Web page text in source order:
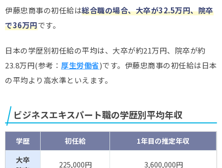
伊藤忠商事の初任給は総合職の場合、大卒が32.5万円、院卒
で36万円です。
日本の学歴別初任給の平均は、大卒が約21万円、院卒が約
23.8万円(参考： 厚生労働省)です。伊藤忠商事の初任給は日本
の平均より高水準といえます。
ビジネスエキスパート職の学歴別平均年収
学歴 初任給
1年目の推定年収
大卒
225,000円 3,600,000円